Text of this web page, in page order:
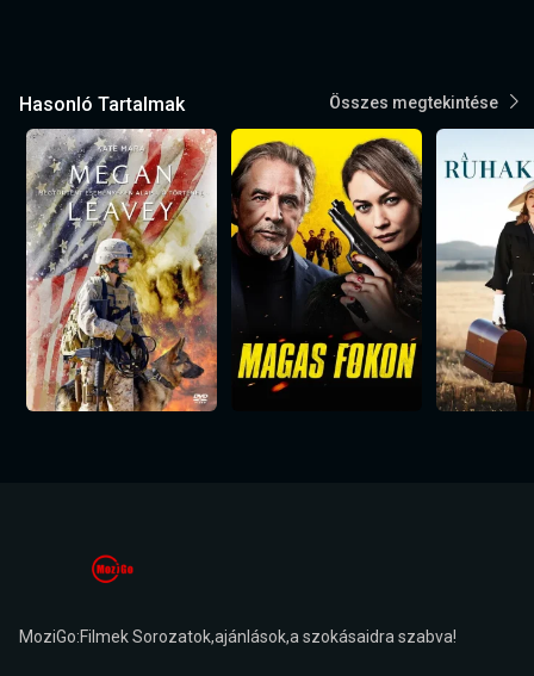
Hasonló Tartalmak Összes megtekintése
MoziGo:Filmek Sorozatok,ajánlások,a szokásaidra szabva!